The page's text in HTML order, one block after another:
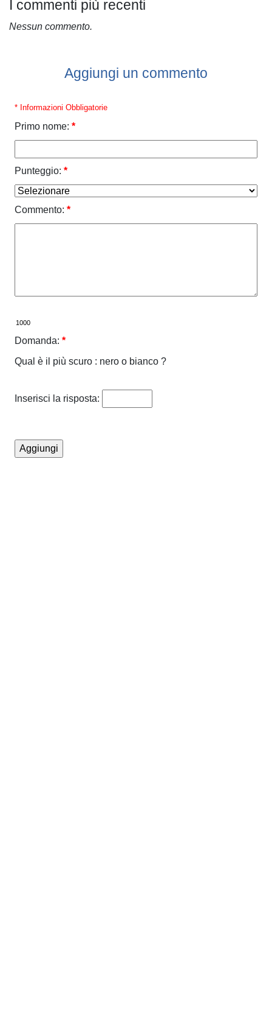
I commenti più recenti
Nessun commento.
Aggiungi un commento
* Informazioni Obbligatorie
Primo nome: *
Punteggio: *
Commento: *
Domanda: *
Qual è il più scuro : nero o bianco ?
Inserisci la risposta: